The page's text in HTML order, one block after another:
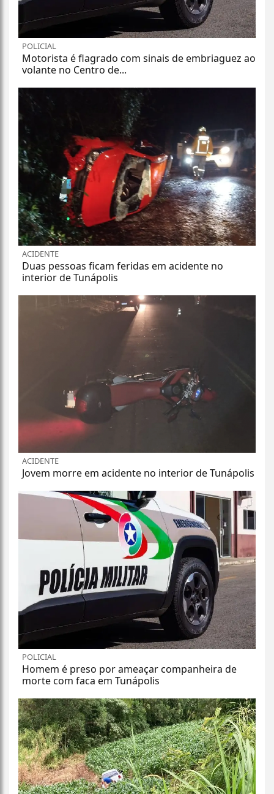
POLICIAL
Motorista é flagrado com sinais de embriaguez ao
volante no Centro de...
ACIDENTE
Duas pessoas ficam feridas em acidente no
interior de Tunápolis
ACIDENTE
Jovem morre em acidente no interior de Tunápolis
POLICIAL
Homem é preso por ameaçar companheira de
morte com faca em Tunápolis